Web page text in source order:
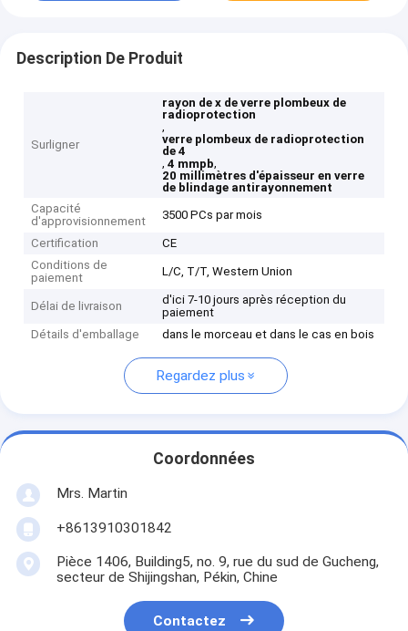
Description De Produit
Surligner
rayon de x de verre plombeux de
radioprotection
,
verre plombeux de radioprotection
de 4
,4 mmpb,
20 millimètres d'épaisseur en verre
de blindage antirayonnement
Capacité
d'approvisionnement
3500 PCs par mois
Certification
CE
Conditions de
paiement
L/C, T/T, Western Union
Délai de livraison
d'ici 7-10 jours après réception du
paiement
Détails d'emballage
dans le morceau et dans le cas en bois
Regardez plus
Coordonnées
Mrs. Martin
+8613910301842
Pièce 1406, Building5, no. 9, rue du sud de Gucheng,
secteur de Shijingshan, Pékin, Chine
Contactez